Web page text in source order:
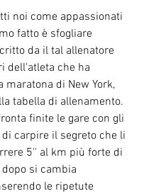
noi come appassionati
fatto è sfogliare
da il tal allenatore
dell'atleta che ha
maratona di New York,
tabella di allenamento.
finite le gare con gli
carpire il segreto che li
5'' al km più forte di
si cambia
le ripetute